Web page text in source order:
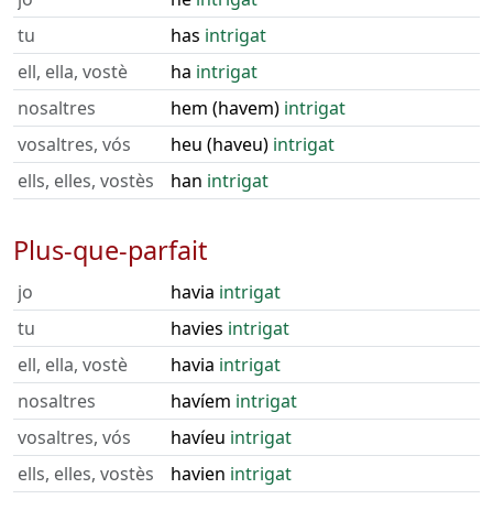
tu
has intrigat
ell, ella, vostè
ha intrigat
nosaltres
hem (havem) intrigat
vosaltres, vós
heu (haveu) intrigat
ells, elles, vostès
han intrigat
Plus-que-parfait
jo havia intrigat
tu
havies intrigat
ell, ella, vostè
havia intrigat
nosaltres
havíem intrigat
vosaltres, vós
havíeu intrigat
ells, elles, vostès
havien intrigat